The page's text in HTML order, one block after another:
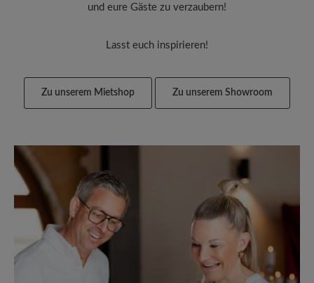
und eure Gäste zu verzaubern!
Lasst euch inspirieren!
Zu unserem Mietshop Zu unserem Showroom